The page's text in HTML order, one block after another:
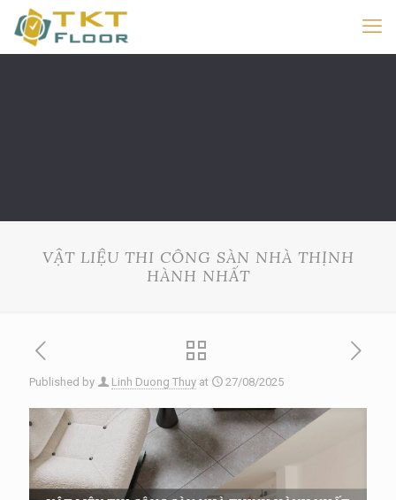
VẬT LIỆU THI CÔNG SÀN NHÀ THỊNH
HÀNH NHẤT
Published by Linh Duong Thuy at 27/08/2025